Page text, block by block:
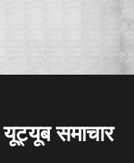
यूट्यूब समाचार